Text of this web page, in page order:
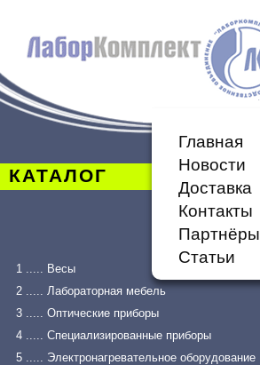
КАТАЛОГ
Главная
Новости
Доставка
Контакты
Партнёры
Статьи
1 ..... Весы
2 ..... Лабораторная мебель
3 ..... Оптические приборы
4 ..... Специализированные приборы
5 ..... Электронагревательное оборудование